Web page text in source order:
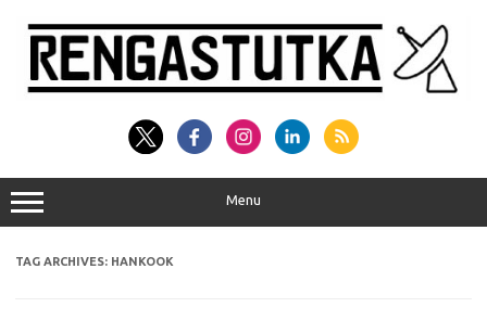
content
Menu
TAG ARCHIVES: HANKOOK